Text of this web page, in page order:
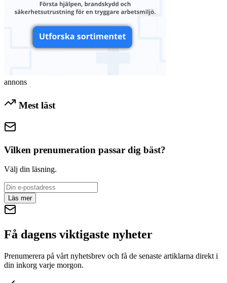
annons
Mest läst
Vilken prenumeration passar dig bäst?
Välj din läsning.
Läs mer
Få dagens viktigaste nyheter
Prenumerera på vårt nyhetsbrev och få de senaste artiklarna direkt i
din inkorg varje morgon.